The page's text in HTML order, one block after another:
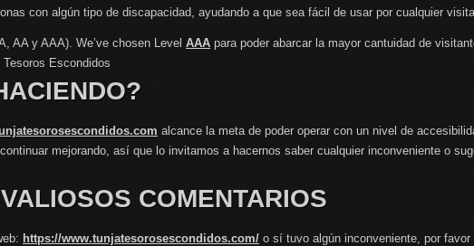
con algún tipo de discapacidad, ayudando a que sea fácil de usar por cualquier
AA y AAA). We’ve chosen Level AAA para poder abarcar la mayor cantuidad de
Escondidos
alcance la meta de poder operar con un nivel de
mejorando, así que lo invitamos a hacernos saber cualquier inconveniente o
COMENTARIOS
https://www.tunjatesorosescondidos.com/ o sí tuvo algún inconveniente, por